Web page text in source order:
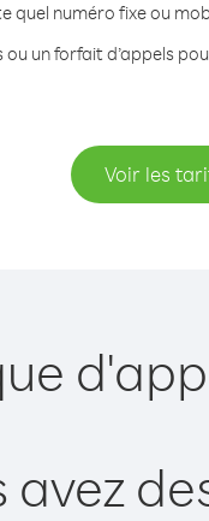
quel numéro fixe ou
ou un forfait d’appels
Voir les
avez